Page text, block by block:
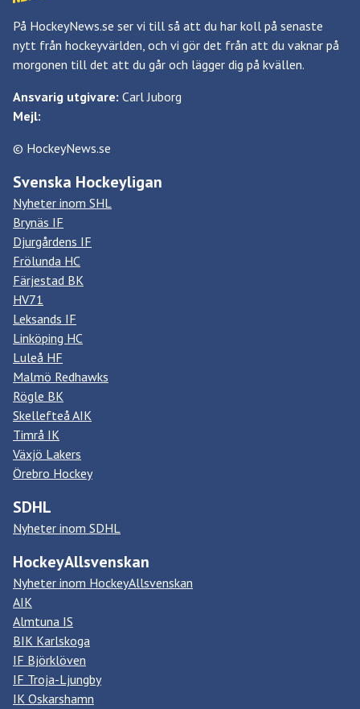
På HockeyNews.se ser vi till så att du har koll på senaste
nytt från hockeyvärlden, och vi gör det från att du vaknar på
morgonen till det att du går och lägger dig på kvällen.
Ansvarig utgivare: Carl Juborg
Mejl:
© HockeyNews.se
Svenska Hockeyligan
Nyheter inom SHL
Brynäs IF
Djurgårdens IF
Frölunda HC
Färjestad BK
HV71
Leksands IF
Linköping HC
Luleå HF
Malmö Redhawks
Rögle BK
Skellefteå AIK
Timrå IK
Växjö Lakers
Örebro Hockey
SDHL
Nyheter inom SDHL
HockeyAllsvenskan
Nyheter inom HockeyAllsvenskan
AIK
Almtuna IS
BIK Karlskoga
IF Björklöven
IF Troja-Ljungby
IK Oskarshamn